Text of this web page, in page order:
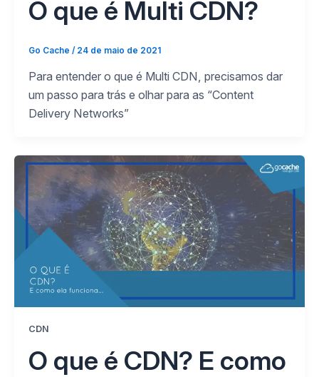
O que é Multi CDN?
Go Cache / 24 de maio de 2021
Para entender o que é Multi CDN, precisamos dar
um passo para trás e olhar para as “Content
Delivery Networks”
CDN
O que é CDN? E como